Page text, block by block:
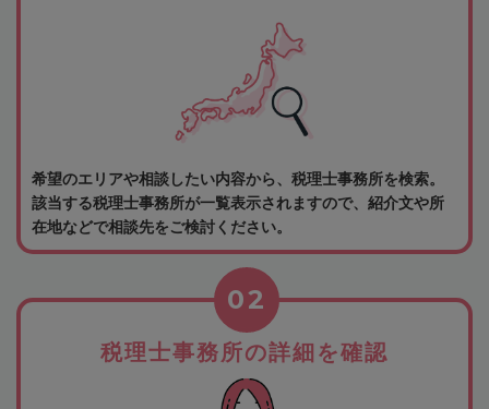
希望のエリアや相談したい内容から、税理士事務所を検索。
該当する税理士事務所が一覧表示されますので、紹介文や所
在地などで相談先をご検討ください。
税理士事務所の詳細を確認
02